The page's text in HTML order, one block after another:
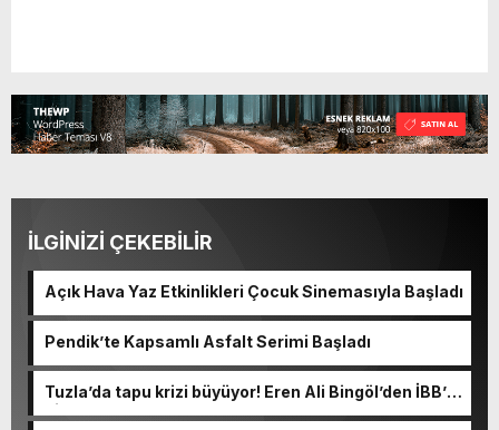
İLGİNİZİ ÇEKEBİLİR
Açık Hava Yaz Etkinlikleri Çocuk Sinemasıyla Başladı
Pendik’te Kapsamlı Asfalt Serimi Başladı
Tuzla’da tapu krizi büyüyor! Eren Ali Bingöl’den İBB’ye
dikkat çeken sorular